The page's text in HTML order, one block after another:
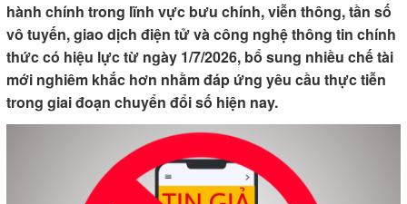
hành chính trong lĩnh vực bưu chính, viễn thông, tần số
vô tuyến, giao dịch điện tử và công nghệ thông tin chính
thức có hiệu lực từ ngày 1/7/2026, bổ sung nhiều chế tài
mới nghiêm khắc hơn nhằm đáp ứng yêu cầu thực tiễn
trong giai đoạn chuyển đổi số hiện nay.